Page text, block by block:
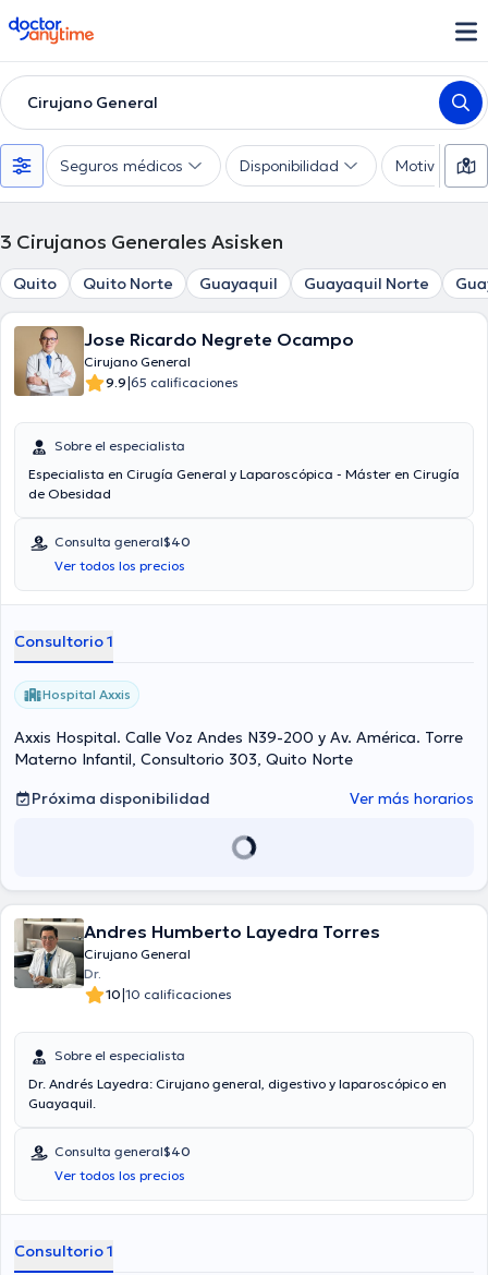
doctoranytime
Cirujano General
Seguros médicos Disponibilidad Motivo de
3 Cirujanos Generales Asisken
Quito Quito Norte Guayaquil Guayaquil Norte
Jose Ricardo Negrete Ocampo
Cirujano General
9.9|65 calificaciones
Sobre el especialista
Especialista en Cirugía General y Laparoscópica - Máster en Cirugía
de Obesidad
Consulta general$40
Ver todos los precios
Consultorio 1
Hospital Axxis
Axxis Hospital. Calle Voz Andes N39-200 y Av. América. Torre
Materno Infantil, Consultorio 303, Quito Norte
Próxima disponibilidad
Ver más horarios
Andres Humberto Layedra Torres
Cirujano General
Dr.
10|10 calificaciones
Sobre el especialista
Dr. Andrés Layedra: Cirujano general, digestivo y laparoscópico en
Guayaquil.
Consulta general$40
Ver todos los precios
Consultorio 1